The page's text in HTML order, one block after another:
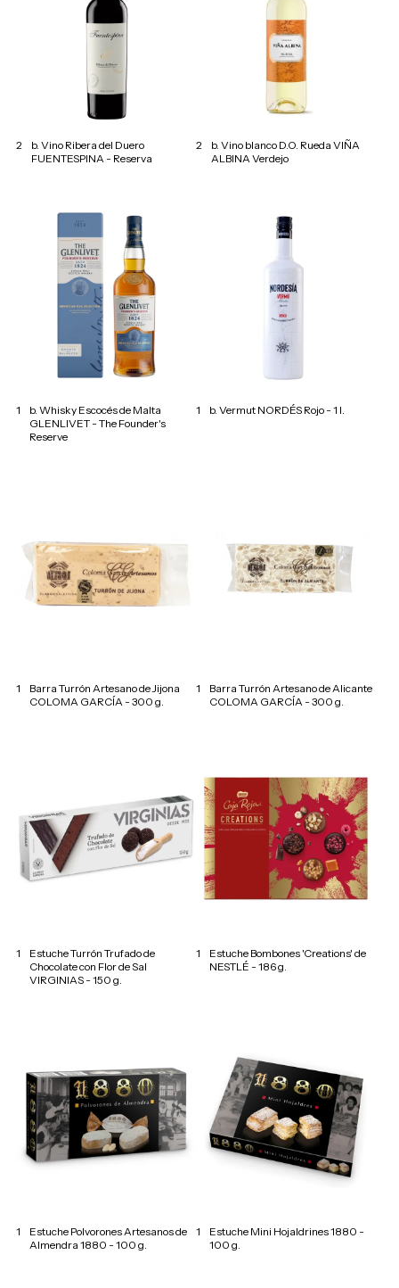
2
b. Vino Ribera del Duero
FUENTESPINA - Reserva
2
b. Vino blanco D.O. Rueda VIÑA
ALBINA Verdejo
1
b. Whisky Escocés de Malta
GLENLIVET - The Founder's
Reserve
1 b. Vermut NORDÉS Rojo - 1 l.
1
Barra Turrón Artesano de Jijona
COLOMA GARCÍA - 300 g.
1
Barra Turrón Artesano de Alicante
COLOMA GARCÍA - 300 g.
1
Estuche Turrón Trufado de
Chocolate con Flor de Sal
VIRGINIAS - 150 g.
1
Estuche Bombones 'Creations' de
NESTLÉ - 186 g.
1
Estuche Polvorones Artesanos de
Almendra 1880 - 100 g.
1
Estuche Mini Hojaldrines 1880 -
100 g.